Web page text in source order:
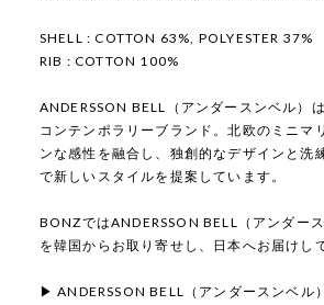
SHELL : COTTON 63%, POLYESTER 37%
RIB : COTTON 100%
ANDERSSON BELL（アンダースンベル）
コンテンポラリーブランド。北欧のミニマ
ンな感性を融合し、独創的なデザインと洗
で新しいスタイルを提案しています。
BONZではANDERSSON BELL（アンダー
を韓国からお取り寄せし、日本へお届けし
▶ ANDERSSON BELL（アンダースンベル